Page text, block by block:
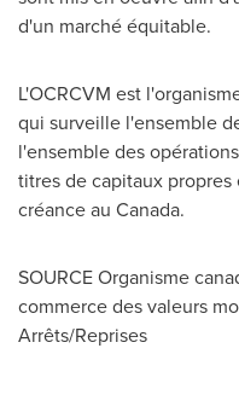
d'un marché équitable.
L'OCRCVM est
qui surveille l'ensemble
l'ensemble des
titres de capitaux
créance au Canada.
SOURCE Organisme
commerce des valeurs
Arrêts/Reprises